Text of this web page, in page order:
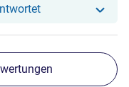
Unser Hotel hat